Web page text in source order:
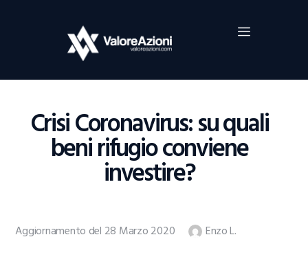
Crisi Coronavirus: su quali
beni rifugio conviene
investire?
Home
Investimenti
Borsa
Guide Al Trading
Criptovalute
Aggiornamento del 28 Marzo 2020 Enzo L.